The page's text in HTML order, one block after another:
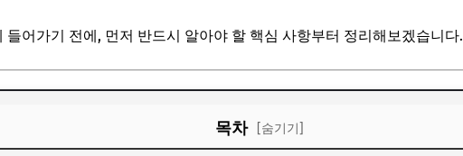
들어가기 전에, 먼저 반드시 알아야 할 핵심 사항부터 정리해보겠습니다.
목차 [숨기기]